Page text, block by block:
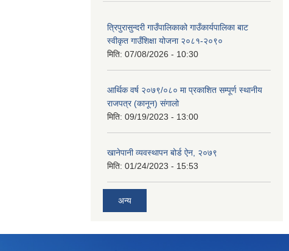
त्रिपुरासुन्दरी गाउँपालिकाको गाउँकार्यपालिका बाट
स्वीकृत गाउँशिक्षा योजना २०८१-२०९०
मिति: 07/08/2026 - 10:30
आर्थिक वर्ष २०७९/०८० मा प्रकाशित सम्पूर्ण स्थानीय
राजपत्र (कानून) संगालो
मिति: 09/19/2023 - 13:00
खानेपानी व्यवस्थापन बोर्ड ऐन, २०७९
मिति: 01/24/2023 - 15:53
अन्य